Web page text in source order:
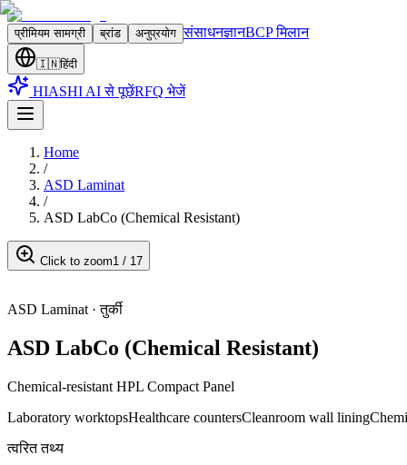
प्रीमियम सामग्री ब्रांड अनुप्रयोग संसाधनज्ञानBCP मिलान
🇮🇳हिंदी
HIASHI AI से पूछेंRFQ भेजें
Home
/
ASD Laminat
/
ASD LabCo (Chemical Resistant)
Click to zoom1 / 17
ASD Laminat ·तुर्की
ASD LabCo (Chemical Resistant)
Chemical-resistant HPL Compact Panel
Laboratory worktopsHealthcare countersCleanroom wall lining
त्वरित तथ्य